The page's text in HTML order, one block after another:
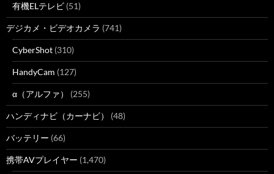
有機ELテレビ (51)
デジカメ・ビデオカメラ (741)
CyberShot (310)
HandyCam (127)
α（アルファ） (255)
ハンディナビ（カーナビ） (48)
バッテリー (66)
携帯AVプレイヤー (1,470)